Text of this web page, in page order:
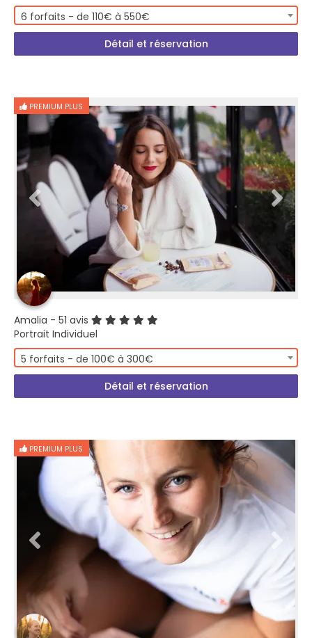
6 forfaits - de 110€ à 550€
Détail et réservation
PREMIUM PLUS
Amalia - 51 avis
Portrait Individuel
5 forfaits - de 100€ à 300€
Détail et réservation
PREMIUM PLUS